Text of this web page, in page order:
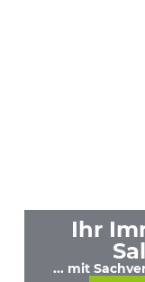
Ihr
... mit